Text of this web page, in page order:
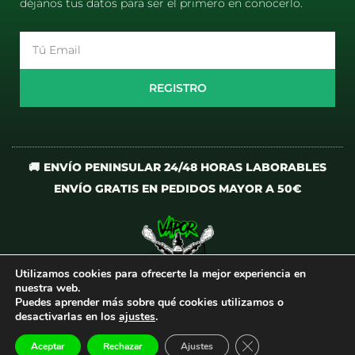
déjanos tus datos para ser el primero en conocerlo.
REGISTRO
🚚 ENVÍO PENINSULAR 24/48 HORAS LABORABLES
ENVÍO GRATIS EN PEDIDOS MAYOR A 50€
n
t
i
t
Todos los derechos reservados © VaporCrew
Utilizamos cookies para ofrecerte la mejor experiencia en
nuestra web.
Puedes aprender más sobre qué cookies utilizamos o
desactivarlas en los ajustes.
Aceptar Rechazar Ajustes CERRAR EL